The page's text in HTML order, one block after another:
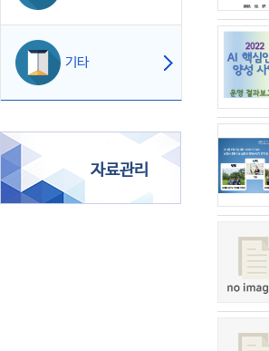
기타
자료관리